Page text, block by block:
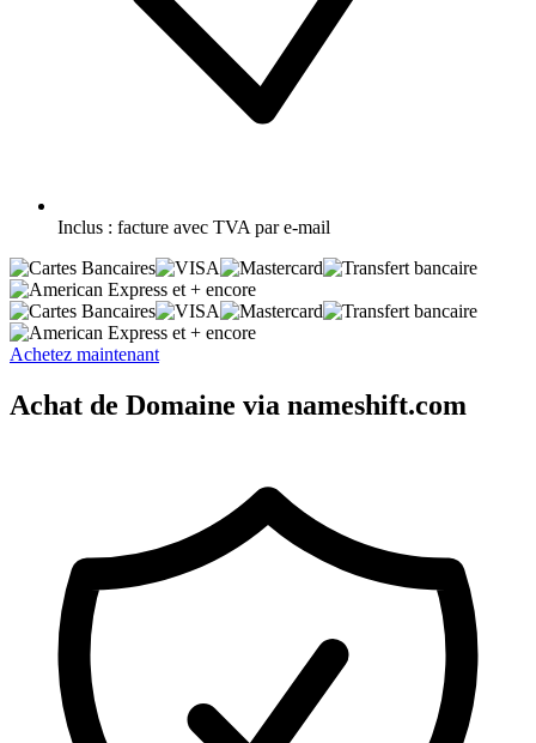
Inclus : facture avec TVA par e-mail
et + encore
et + encore
Achetez maintenant
Achat de Domaine via nameshift.com